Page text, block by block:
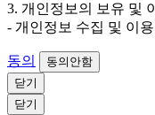
3. 개인정보의 보유 및
- 개인정보 수집 및 이
동의
동의안함
닫기
닫기